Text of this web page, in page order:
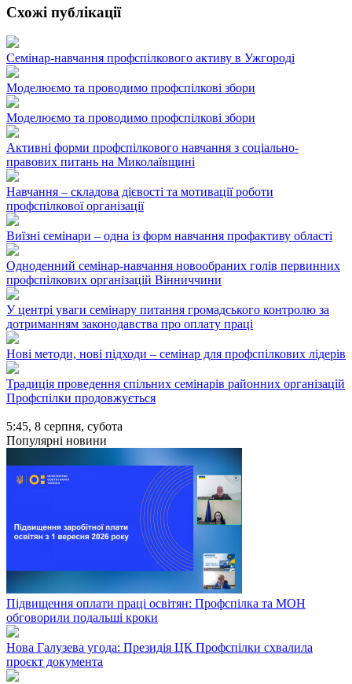
Схожі публікації
Семінар-навчання профспілкового активу в Ужгороді
Моделюємо та проводимо профспілкові збори
Моделюємо та проводимо профспілкові збори
Активні форми профспілкового навчання з соціально-
правових питань на Миколаївщині
Навчання – складова дієвості та мотивації роботи
профспілкової організації
Виїзні семінари – одна із форм навчання профактиву області
Одноденний семінар-навчання новообраних голів первинних
профспілкових організацій Вінниччини
У центрі уваги семінару питання громадського контролю за
дотриманням законодавства про оплату праці
Нові методи, нові підходи – семінар для профспілкових лідерів
Традиція проведення спільних семінарів районних організацій
Профспілки продовжується
5:45, 8 серпня, субота
Популярні новини
Підвищення оплати праці освітян: Профспілка та МОН
обговорили подальші кроки
Нова Галузева угода: Президія ЦК Профспілки схвалила
проєкт документа